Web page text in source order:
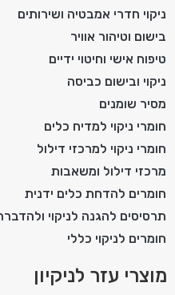
ניקוי חדרי אמבטיה ושירותים
בישום וטיהור אוויר
טיפוח אישי וחיטוי ידיים
ניקוי ובישום כביסה
מסיר שומנים
חומרי ניקוי למדיח כלים
חומרי ניקוי למרכזי דילול
מרכזי דילול ומשאבות
חומרים להדחת כלים ידנית
תרסיסים להגנה לניקוי
חומרים לניקוי כללי
מוצרי עזר לניקיון